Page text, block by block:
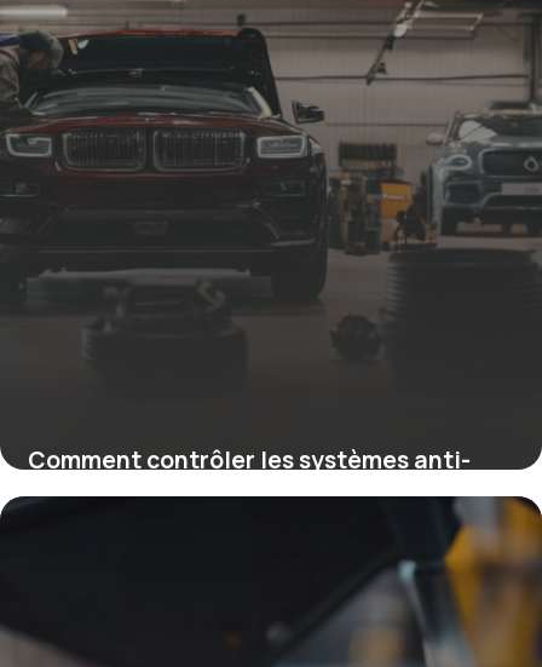
Comment contrôler les systèmes anti-
pollution pour optimiser la performance